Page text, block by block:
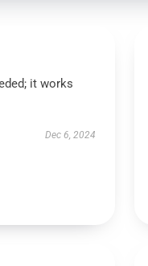
it works
Dec 6, 2024